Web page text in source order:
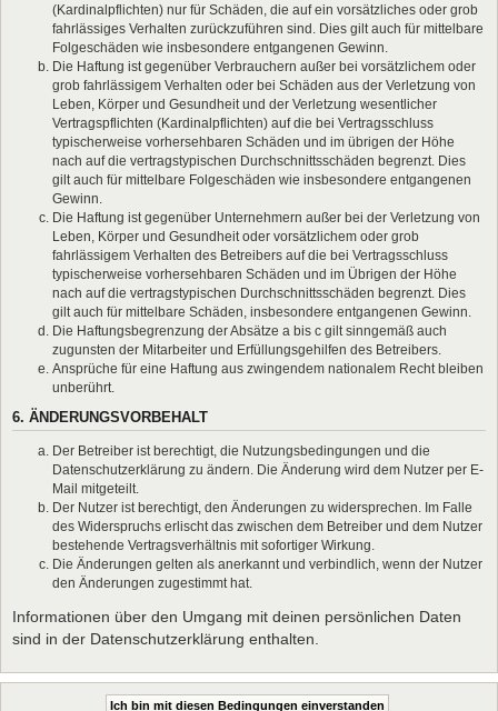
(Kardinalpflichten) nur für Schäden, die auf ein vorsätzliches oder grob
fahrlässiges Verhalten zurückzuführen sind. Dies gilt auch für mittelbare
Folgeschäden wie insbesondere entgangenen Gewinn.
Die Haftung ist gegenüber Verbrauchern außer bei vorsätzlichem oder
grob fahrlässigem Verhalten oder bei Schäden aus der Verletzung von
Leben, Körper und Gesundheit und der Verletzung wesentlicher
Vertragspflichten (Kardinalpflichten) auf die bei Vertragsschluss
typischerweise vorhersehbaren Schäden und im übrigen der Höhe
nach auf die vertragstypischen Durchschnittsschäden begrenzt. Dies
gilt auch für mittelbare Folgeschäden wie insbesondere entgangenen
Gewinn.
Die Haftung ist gegenüber Unternehmern außer bei der Verletzung von
Leben, Körper und Gesundheit oder vorsätzlichem oder grob
fahrlässigem Verhalten des Betreibers auf die bei Vertragsschluss
typischerweise vorhersehbaren Schäden und im Übrigen der Höhe
nach auf die vertragstypischen Durchschnittsschäden begrenzt. Dies
gilt auch für mittelbare Schäden, insbesondere entgangenen Gewinn.
Die Haftungsbegrenzung der Absätze a bis c gilt sinngemäß auch
zugunsten der Mitarbeiter und Erfüllungsgehilfen des Betreibers.
Ansprüche für eine Haftung aus zwingendem nationalem Recht bleiben
unberührt.
6. ÄNDERUNGSVORBEHALT
Der Betreiber ist berechtigt, die Nutzungsbedingungen und die
Datenschutzerklärung zu ändern. Die Änderung wird dem Nutzer per E-
Mail mitgeteilt.
Der Nutzer ist berechtigt, den Änderungen zu widersprechen. Im Falle
des Widerspruchs erlischt das zwischen dem Betreiber und dem Nutzer
bestehende Vertragsverhältnis mit sofortiger Wirkung.
Die Änderungen gelten als anerkannt und verbindlich, wenn der Nutzer
den Änderungen zugestimmt hat.
Informationen über den Umgang mit deinen persönlichen Daten
sind in der Datenschutzerklärung enthalten.